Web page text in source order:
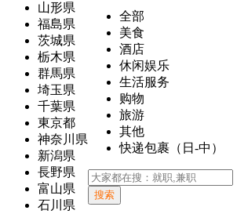
山形県
福島県
茨城県
栃木県
群馬県
埼玉県
千葉県
東京都
神奈川県
新潟県
長野県
富山県
石川県
全部
美食
酒店
休闲娱乐
生活服务
购物
旅游
其他
快递包裹（日-中）
搜索